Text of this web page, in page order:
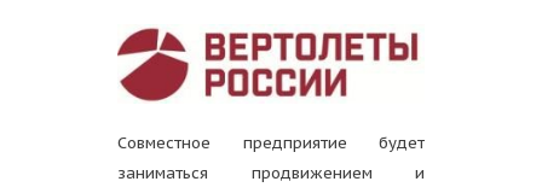
Совместное предприятие будет
заниматься продвижением и